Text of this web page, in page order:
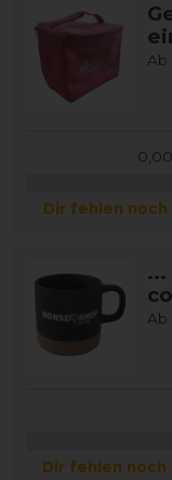
Ab
Dir fehlen noch
Ab
Dir fehlen noch